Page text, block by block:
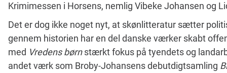
Krimimessen i Horsens, nemlig Vibeke Johansen og
Det er dog ikke noget nyt, at skønlitteratur sætter
gennem historien har en del danske værker skabt
med Vredens børnstærkt fokus på tyendets og
andet værk som Broby-Johansens debutdigtsamling